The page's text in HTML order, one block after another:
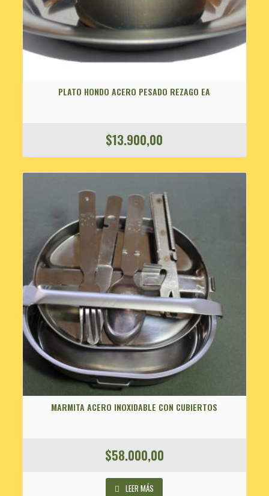
PLATO HONDO ACERO PESADO REZAGO EA
$13.900,00
MARMITA ACERO INOXIDABLE CON CUBIERTOS
$58.000,00
LEER MÁS